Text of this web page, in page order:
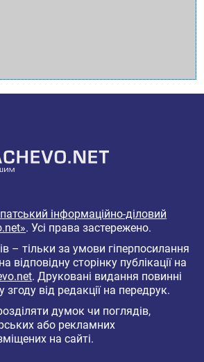
інформаційно-діловий
. Усі права застережено.
– тільки за умови гіперпосилання
відповідну сторінку публікації на
. Друковані видання повинні
від редакції на передрук.
думок чи поглядів,
або рекламних
на сайті.